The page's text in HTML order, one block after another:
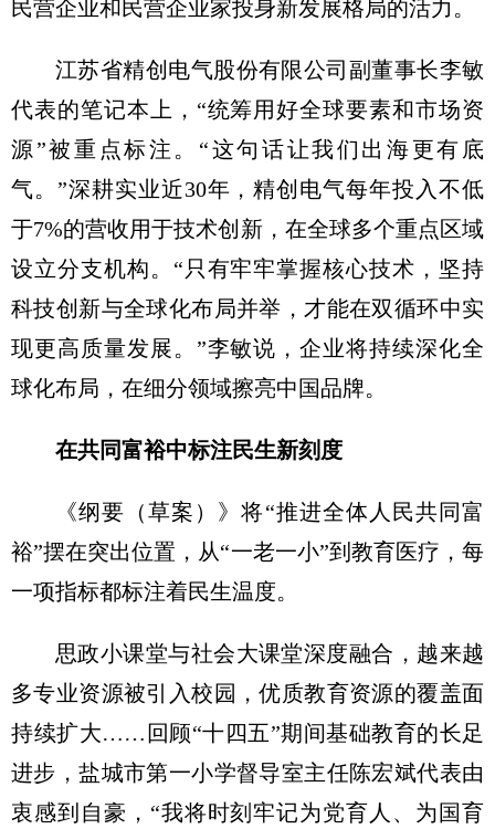
民营企业和民营企业家投身新发展格局的活力。
江苏省精创电气股份有限公司副董事长李敏
代表的笔记本上，“统筹用好全球要素和市场资
源”被重点标注。“这句话让我们出海更有底
气。”深耕实业近30年，精创电气每年投入不低
于7%的营收用于技术创新，在全球多个重点区域
设立分支机构。“只有牢牢掌握核心技术，坚持
科技创新与全球化布局并举，才能在双循环中实
现更高质量发展。”李敏说，企业将持续深化全
球化布局，在细分领域擦亮中国品牌。
在共同富裕中标注民生新刻度
《纲要（草案）》将“推进全体人民共同富
裕”摆在突出位置，从“一老一小”到教育医疗，每
一项指标都标注着民生温度。
思政小课堂与社会大课堂深度融合，越来越
多专业资源被引入校园，优质教育资源的覆盖面
持续扩大……回顾“十四五”期间基础教育的长足
进步，盐城市第一小学督导室主任陈宏斌代表由
衷感到自豪，“我将时刻牢记为党育人、为国育